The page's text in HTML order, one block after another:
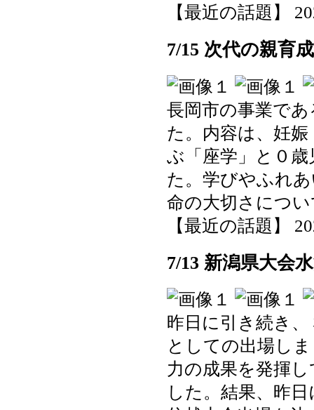
【最近の話題】
7/15 次代の親育
長岡市の事業で
た。内容は、妊
ぶ「座学」と０
た。学びやふれ
命の大切さにつ
【最近の話題】
7/13 新潟県大会
昨日に引き続き
としての出場し
力の成果を発揮
した。結果、昨